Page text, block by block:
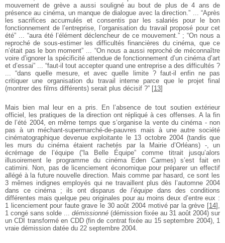
mouvement de grève a aussi souligné au bout de plus de 4 ans de
présence au cinéma, un manque de dialogue avec la direction.” ... “Après
les sacrifices accumulés et consentis par les salariés pour le bon
fonctionnement de l’entreprise, l’organisation du travail proposé pour cet
été” ... “aura été l’élément déclencheur de ce mouvement.” ; “On nous a
reproché de sous-estimer les difficultés financières du cinéma, que ce
n’était pas le bon moment” ... “On nous a aussi reproché de méconnaître
voire d’ignorer la spécificité attendue de fonctionnement d’un cinéma d’art
et d’essai” ... “faut-il tout accepter quand une entreprise a des difficultés ?
... “dans quelle mesure, et avec quelle limite ? faut-il enfin ne pas
critiquer une organisation du travail interne parce que le projet final
(montrer des films différents) serait plus décisif ?” [13]
Mais bien mal leur en a pris. En l’absence de tout soutien extérieur
officiel, les pratiques de la direction ont répliqué à ces offenses. A la fin
de l’été 2004, en même temps que s’organise la vente du cinéma - non
pas à un méchant-supermarché-de-pauvres mais à une autre société
cinématographique devenue exploitante le 13 octobre 2004 (tandis que
les murs du cinéma étaient rachetés par la Mairie d’Orléans) -, un
écrémage de l’équipe (“la Belle Équipe” comme titrait jusqu’alors
illusoirement le programme du cinéma Eden Carmes) s’est fait en
catimini. Non, pas de licenciement économique pour préparer un effectif
allégé à la future nouvelle direction. Mais comme par hasard, ce sont les
3 mêmes indignes employés qui ne travaillent plus dès l’automne 2004
dans ce cinéma ; ils ont disparus del’équipe dans des conditions
différentes mais quelque peu originales pour au moins deux d’entre eux :
1 licenciement pour faute grave le 30 août 2004 motivé par la grève [14] ,
1 congé sans solde ... démissionné (démission fixée au 31 août 2004) sur
un CDI transformé en CDD (fin de contrat fixée au 15 septembre 2004), 1
vraie démission datée du 22 septembre 2004.